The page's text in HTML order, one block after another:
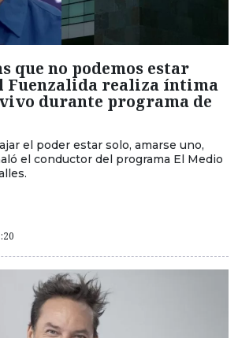
que no podemos estar
Fuenzalida realiza íntima
durante programa de
el poder estar solo, amarse uno,
el conductor del programa El Medio